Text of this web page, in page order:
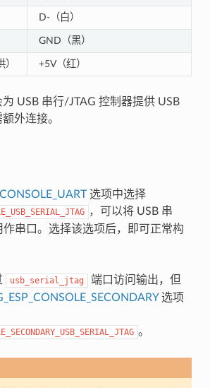
D-（白）
GND（黑）
+5V（红）
USB 串行/JTAG 控制器提供 USB
外连接。
选项中选择
，可以将 USB 串
串口。选择该选项后，即可正常构
usb_serial_jtag
端口访问输出，但
选项
。